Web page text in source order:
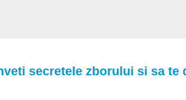
secretele zborului si sa